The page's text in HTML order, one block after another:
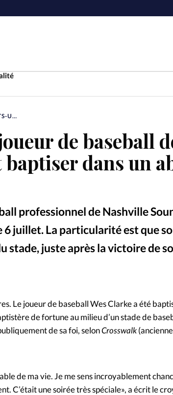
Laicité
Société
La
ÉTATS-UNIS: UN JOUEUR DE BASEBALL DE NASHVILLE SE FAIT BAPTISER DANS UN ABREUVOIR À CHEVAUX
de baseball
baptiser dans un
professionnel de Nashville
6 juillet. La particularité est que
stade, juste après la victoire de
Le joueur de baseball Wes Clarke a été
de fortune au milieu d’un stade de
de sa foi, selonCrosswalk
de ma vie. Je me sens incroyablement
C’était une soirée très spéciale», a écrit le